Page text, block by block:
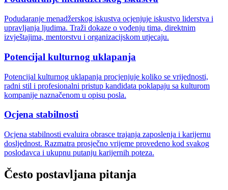
Podudaranje menadžerskog iskustva ocjenjuje iskustvo liderstva i
upravljanja ljudima. Traži dokaze o vođenju tima, direktnim
izvještajima, mentorstvu i organizacijskom utjecaju.
Potencijal kulturnog uklapanja
Potencijal kulturnog uklapanja procjenjuje koliko se vrijednosti,
radni stil i profesionalni pristup kandidata poklapaju sa kulturom
kompanije naznačenom u opisu posla.
Ocjena stabilnosti
Ocjena stabilnosti evaluira obrasce trajanja zaposlenja i karijernu
dosljednost. Razmatra prosječno vrijeme provedeno kod svakog
poslodavca i ukupnu putanju karijernih poteza.
Često postavljana pitanja